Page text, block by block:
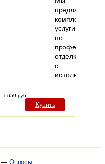
предлагаем
комплексные
услуги
по
отделке
с
1 850 руб
Купить
— Опросы